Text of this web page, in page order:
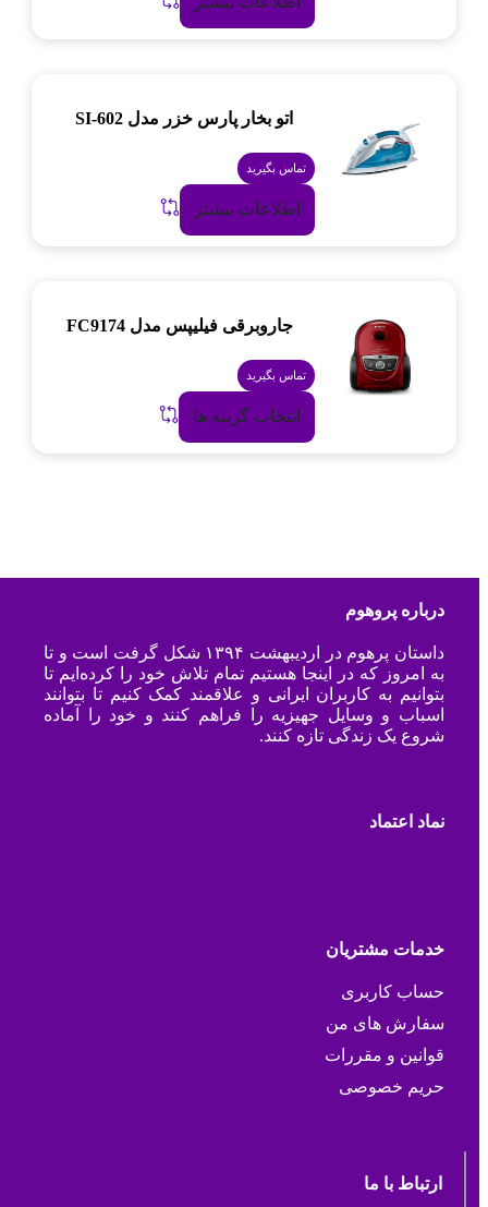
اتو بخار پارس خزر مدل SI-602
تماس بگیرید
اطلاعات بیشتر
جاروبرقی فیلیپس مدل FC9174
تماس بگیرید
انتخاب گزینه ها
درباره پروهوم
داستان پرهوم در اردیبهشت ۱۳۹۴ شکل گرفت است و تا
به امروز که در اینجا هستیم تمام تلاش خود را کرده‌ایم تا
بتوانیم به کاربران ایرانی و علاقمند کمک کنیم تا بتوانند
اسباب و وسایل جهیزیه را فراهم کنند و خود را آماده
شروع یک زندگی تازه کنند.
نماد اعتماد
خدمات مشتریان
حساب کاربری
سفارش های من
قوانین و مقررات
حریم خصوصی
ارتباط با ما